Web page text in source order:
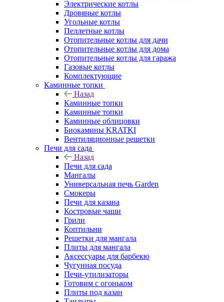
Электрические котлы
Дровяные котлы
Угольные котлы
Пеллетные котлы
Отопительные котлы для дачи
Отопительные котлы для дома
Отопительные котлы для гаража
Газовые котлы
Комплектующие
Каминные топки
Назад
Каминные топки
Каминные топки
Каминные облицовки
Биокамины KRATKI
Вентиляционные решетки
Печи для сада
Назад
Печи для сада
Мангалы
Универсальная печь Garden
Смокеры
Печи для казана
Костровые чаши
Грили
Коптильни
Решетки для мангала
Плиты для мангала
Аксессуары для барбекю
Чугунная посуда
Печи-утилизаторы
Готовим с огоньком
Плиты под казан